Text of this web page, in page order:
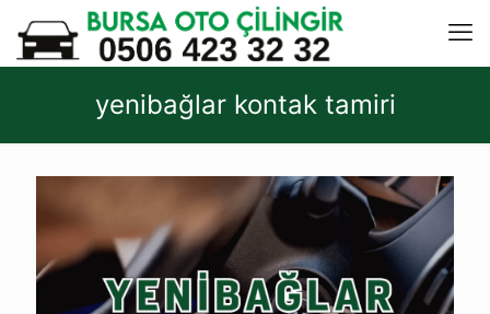
yenibağlar kontak tamiri